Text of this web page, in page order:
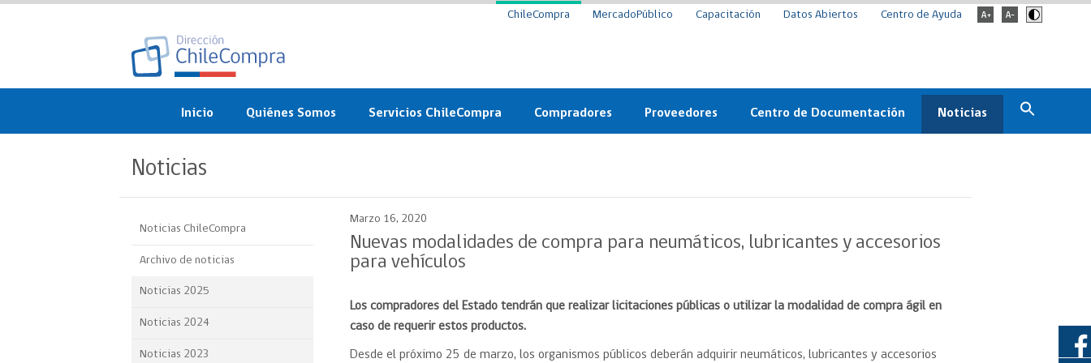
ChileCompra MercadoPúblico Capacitación Datos Abiertos Centro de Ayuda
Inicio Quiénes Somos
objetivos
Organigrama
Participación Ciudadana
Servicios ChileCompra
ChileCompra
Eficiencia
Capacitación ChileCompra:
Certificación competencias
Centro de Ayuda
Compradores
Circular
Compra Ágil
Bases Tipo de Licitación
Proveedores Centro de Documentación Noticias
Archivo de noticias
Boletines
ChileCompra
Noticias
Noticias ChileCompra
Archivo de noticias
Noticias 2025
Noticias 2024
Noticias 2023
Marzo 16, 2020
Nuevas modalidades de compra para neumáticos, lubricantes y accesorios
para vehículos
Los compradores del Estado tendrán que realizar licitaciones públicas o utilizar la modalidad de compra ágil en
caso de requerir estos productos.
Desde el próximo 25 de marzo, los organismos públicos deberán adquirir neumáticos, lubricantes y accesorios